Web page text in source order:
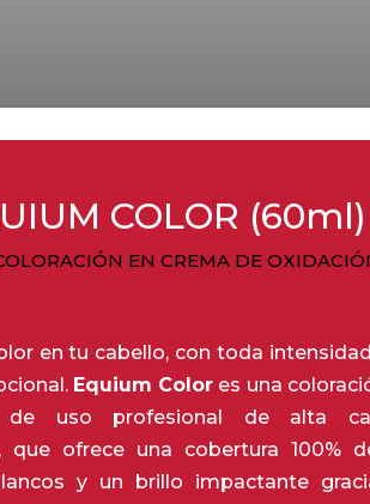
COLOR (60ml)
EN CREMA DE
en tu cabello, con toda
Equium Colores una
de uso profesional de alta
que ofrece una cobertura 100%
y un brillo impactante